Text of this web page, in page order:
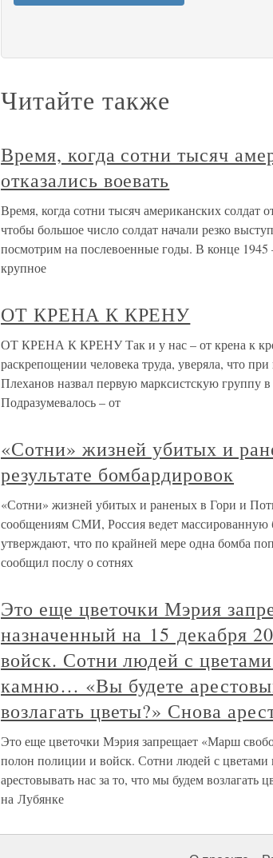
Читайте также
Время, когда сотни тысяч
отказались воевать
Время, когда сотни тысяч американских солдат
чтобы большое число солдат начали резко
посмотрим на послевоенные годы. В конце 1945
крупное
ОТ КРЕНА К КРЕНУ
ОТ КРЕНА К КРЕНУ Так и у нас – от крена к
раскрепощении человека труда, уверяла, что
Плеханов назвал первую марксистскую группу
Подразумевалось – от
«Сотни» жизней убитых и
результате бомбардировок
«Сотни» жизней убитых и раненых в Гори и
сообщениям СМИ, Россия ведет массированную
утверждают, что по крайней мере одна бомба
сообщил послу о сотнях
Это еще цветочки Мэрия
назначенный на 15 декабря
войск. Сотни людей с
камню… «Вы будете
возлагать цветы?» Снова
Это еще цветочки Мэрия запрещает «Марш
полон полиции и войск. Сотни людей с
арестовывать нас за то, что мы будем возлагать
на Лубянке